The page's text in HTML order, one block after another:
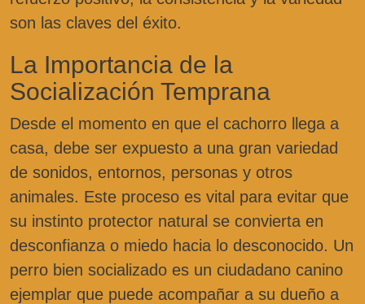
son las claves del éxito.
La Importancia de la
Socialización Temprana
Desde el momento en que el cachorro llega a
casa, debe ser expuesto a una gran variedad
de sonidos, entornos, personas y otros
animales. Este proceso es vital para evitar que
su instinto protector natural se convierta en
desconfianza o miedo hacia lo desconocido. Un
perro bien socializado es un ciudadano canino
ejemplar que puede acompañar a su dueño a